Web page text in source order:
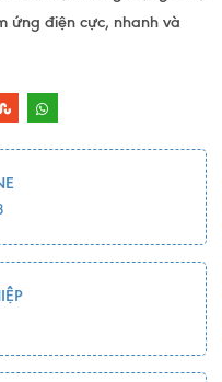
ứng điện cực, nhanh và